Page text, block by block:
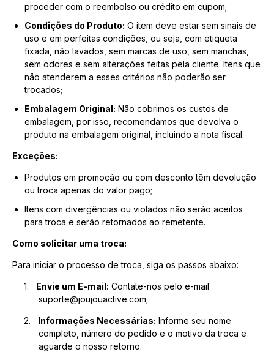
proceder com o reembolso ou crédito em cupom;
Condições do Produto: O item deve estar sem sinais de
uso e em perfeitas condições, ou seja, com etiqueta
fixada, não lavados, sem marcas de uso, sem manchas,
sem odores e sem alterações feitas pela cliente. Itens que
não atenderem a esses critérios não poderão ser
trocados;
Embalagem Original: Não cobrimos os custos de
embalagem, por isso, recomendamos que devolva o
produto na embalagem original, incluindo a nota fiscal.
Exceções:
Produtos em promoção ou com desconto têm devolução
ou troca apenas do valor pago;
Itens com divergências ou violados não serão aceitos
para troca e serão retornados ao remetente.
Como solicitar uma troca:
Para iniciar o processo de troca, siga os passos abaixo:
1. Envie um E-mail: Contate-nos pelo e-mail
suporte@joujouactive.com;
2. Informações Necessárias: Informe seu nome
completo, número do pedido e o motivo da troca e
aguarde o nosso retorno.